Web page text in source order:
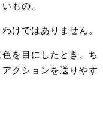
もの。
けではありません。
を目にしたとき、ち
クションを送りやす